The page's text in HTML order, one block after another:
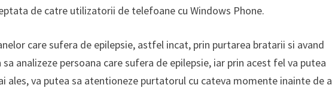
de catre utilizatorii de telefoane cu Windows Phone.
care sufera de epilepsie, astfel incat, prin purtarea bratarii si avand
analizeze persoana care sufera de epilepsie, iar prin acest fel va putea
ales, va putea sa atentioneze purtatorul cu cateva momente inainte de a